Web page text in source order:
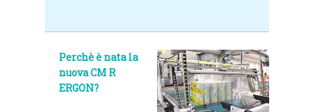
Perchè è nata la
nuova CM R
ERGON?